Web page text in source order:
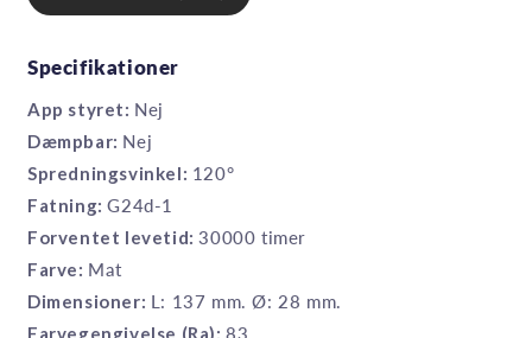
Specifikationer
App styret: Nej
Dæmpbar: Nej
Spredningsvinkel: 120°
Fatning:G24d-1
Forventet levetid:30000 timer
Farve: Mat
Dimensioner: L: 137 mm. Ø: 28 mm.
Farvegengivelse (Ra):83